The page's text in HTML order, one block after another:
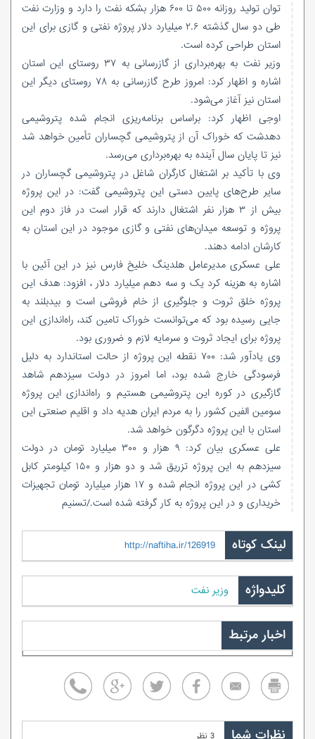
توان تولید روزانه ۵۰۰ تا ۶۰۰ هزار بشکه نفت را دارد و وزارت نفت
طی دو سال گذشته ۲.۶ میلیارد دلار پروژه نفتی و گازی برای این
استان طراحی کرده است.
وزیر نفت به بهره‌برداری از گازرسانی به ۳۷ روستای این استان
اشاره و اظهار کرد: امروز طرح گازرسانی به ۷۸ روستای دیگر این
استان نیز آغاز می‌شود.
اوجی اظهار کرد: براساس برنامه‌ریزی انجام شده پتروشیمی
دهدشت که خوراک آن از پتروشیمی گچساران تأمین خواهد شد
نیز تا پایان سال آینده به بهره‌برداری می‌رسد.
وی با تأکید بر اشتغال کارگران شاغل در پتروشیمی گچساران در
سایر طرح‌های پایین دستی این پتروشیمی گفت: در این پروژه
بیش از ۳ هزار نفر اشتغال دارند که قرار است در فاز دوم این
پروژه و توسعه میدان‌های نفتی و گازی موجود در این استان به
کارشان ادامه دهند.
علی عسکری مدیرعامل هلدینگ خلیخ فارس نیز در این آئین با
اشاره به هزینه کرد یک و سه دهم میلیارد دلار ، افزود: هدف این
پروژه خلق ثروت و جلوگیری از خام فروشی است و بیدبلند به
جایی رسیده بود که می‌توانست خوراک تامین کند، راه‌اندازی این
پروژه برای ایجاد ثروت و سرمایه لازم و ضروری بود.
وی یادآور شد: ۷۰۰ نقطه این پروژه از حالت استاندارد به دلیل
فرسودگی خارج شده بود، اما امروز در دولت سیزدهم شاهد
گازگیری در کوره این پتروشیمی هستیم و راه‌اندازی این پروژه
سومین الفین کشور را به مردم ایران هدیه داد و اقلیم صنعتی این
استان با این پروژه دگرگون خواهد شد.
علی عسکری بیان کرد: ۹ هزار و ۳۰۰ میلیارد تومان در دولت
سیزدهم به این پروژه تزریق شد و دو هزار و ۱۵۰ کیلومتر کابل
کشی در این پروژه انجام شده و ۱۷ هزار میلیارد تومان تجهیزات
خریداری و در این پروژه به کار گرفته شده‌ است./تسنیم
لینک کوتاه http://naftiha.ir/126919
کلیدواژه وزیر نفت
اخبار مرتبط
نظرات شما 3 نظر